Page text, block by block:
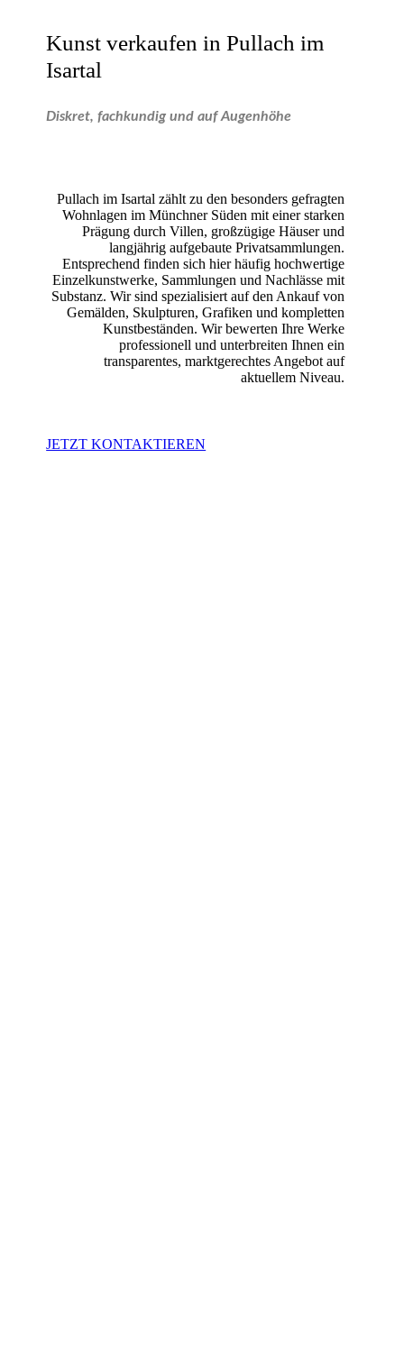
Kunst verkaufen in Pullach im
Isartal
Diskret, fachkundig und auf Augenhöhe
Pullach im Isartal zählt zu den besonders gefragten
Wohnlagen im Münchner Süden mit einer starken
Prägung durch Villen, großzügige Häuser und
langjährig aufgebaute Privatsammlungen.
Entsprechend finden sich hier häufig hochwertige
Einzelkunstwerke, Sammlungen und Nachlässe mit
Substanz. Wir sind spezialisiert auf den Ankauf von
Gemälden, Skulpturen, Grafiken und kompletten
Kunstbeständen. Wir bewerten Ihre Werke
professionell und unterbreiten Ihnen ein
transparentes, marktgerechtes Angebot auf
aktuellem Niveau.
JETZT KONTAKTIEREN